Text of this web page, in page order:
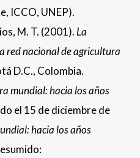
ICCO, UNEP).
M. T. (2001). La
red nacionalde agricultura
D.C., Colombia.
mundial: hacia los años
el 15 de diciembre de
hacia los años